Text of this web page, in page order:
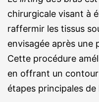
chirurgicale visant à
raffermir les tissus
envisagée après une
Cette procédure
en offrant un
étapes principales de